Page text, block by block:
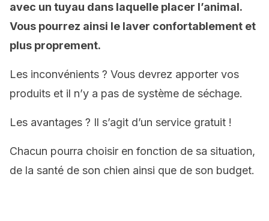
avec un tuyau dans laquelle placer l’animal.
Vous pourrez ainsi le laver confortablement et
plus proprement.
Les inconvénients ? Vous devrez apporter vos
produits et il n’y a pas de système de séchage.
Les avantages ? Il s’agit d’un service gratuit !
Chacun pourra choisir en fonction de sa situation,
de la santé de son chien ainsi que de son budget.